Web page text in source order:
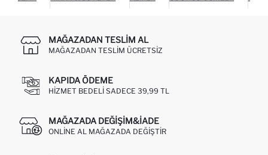
MAĞAZADAN TESLIM AL
MAĞAZADAN TESLIM ÜCRETSIZ
KAPIDA ÖDEME
HIZMET BEDELI SADECE 39,99 TL
MAĞAZADA DEĞIŞIM&İADE
ONLINE AL MAĞAZADA DEĞIŞTIR